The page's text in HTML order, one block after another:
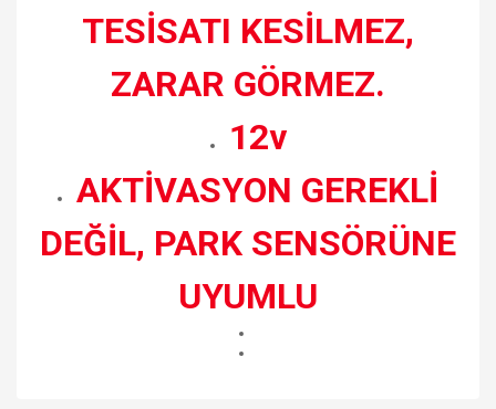
TESİSATI KESİLMEZ,
ZARAR GÖRMEZ.
12v
AKTİVASYON GEREKLİ
DEĞİL, PARK SENSÖRÜNE
UYUMLU